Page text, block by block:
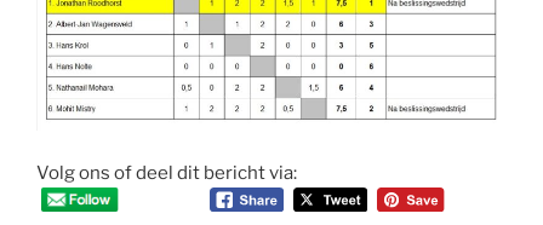
Volg ons of deel dit bericht via: